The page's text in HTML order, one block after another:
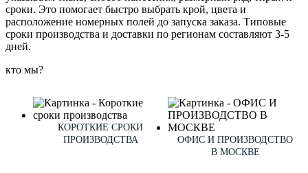
сроки. Это помогает быстро выбрать крой, цвета и
расположение номерных полей до запуска заказа. Типовые
сроки производства и доставки по регионам составляют 3-5
дней.
кто мы?
КОРОТКИЕ СРОКИ
ПРОИЗВОДСТВА
ОФИС И ПРОИЗВОДСТВО
В МОСКВЕ